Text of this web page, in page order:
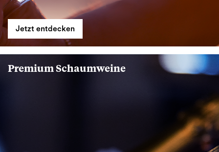
Jetzt entdecken
Premium Schaumweine